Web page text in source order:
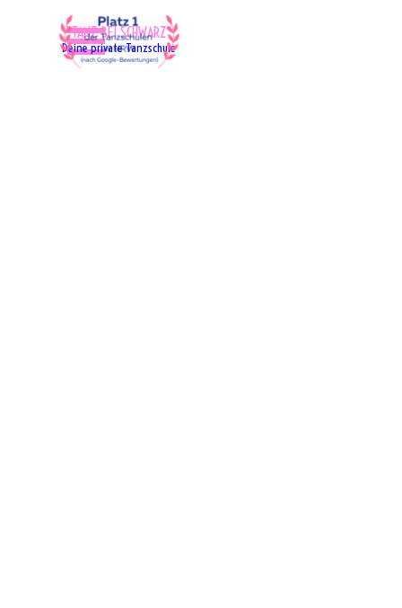
Menü überspringen
"TANZ BEI SCHWARZ"
Deine private Tanzschule